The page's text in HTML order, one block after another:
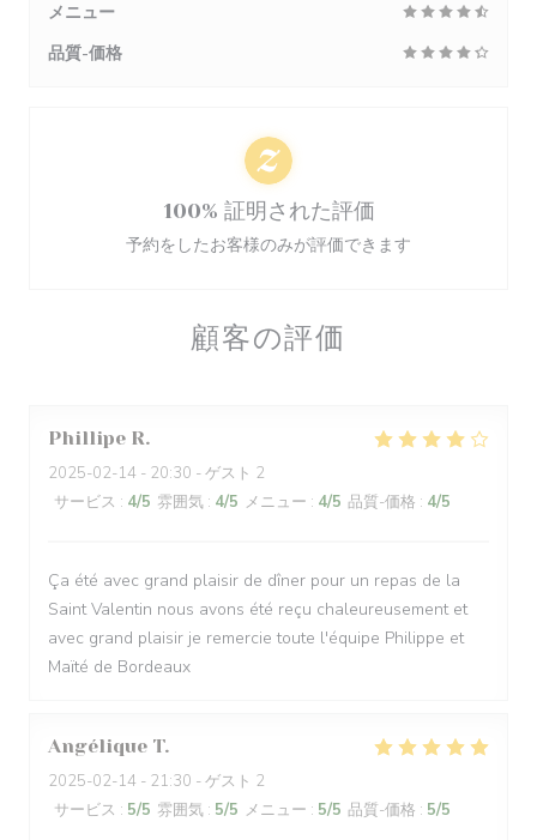
顧客の評価
Phillipe R
2025-02-14 - 20:30 - ゲスト 2
サービス : 4/5 雰囲気 : 4/5 メニュー : 4/5 品質-価格 : 4/5
Ça été avec grand plaisir de dîner pour un repas de la
Saint Valentin nous avons été reçu chaleureusement et
avec grand plaisir je remercie toute l'équipe Philippe et
Maïté de Bordeaux
Angélique T
2025-02-14 - 21:30 - ゲスト 2
サービス : 5/5 雰囲気 : 5/5 メニュー : 5/5 品質-価格 : 5/5
メニュー
品質-価格
100% 証明された評価
予約をしたお客様のみが評価できます